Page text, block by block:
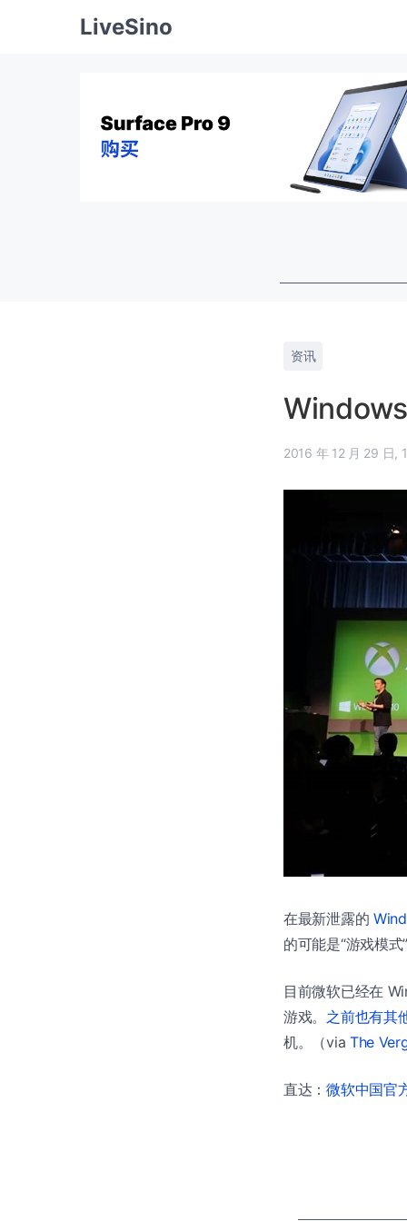
LiveSino
资讯
在最新泄露的
的可能是“游戏模
目前微软已经在
游戏。 之前也有其
机。（via The
直达：微软中国官